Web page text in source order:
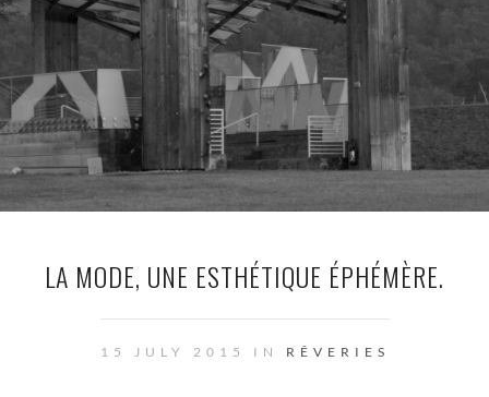
LA MODE, UNE ESTHÉTIQUE ÉPHÉMÈRE.
15 JULY 2015 IN RÊVERIES